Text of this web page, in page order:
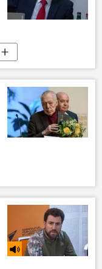
Հավաքական անվտանգության պայմանագիր կազմակերպություն (ՀԱՊԿ)
Անկախ պետությունների համագործակցություն (ԱՊՀ)